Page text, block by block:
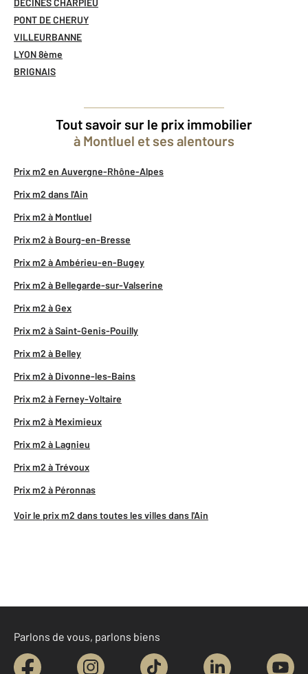
DECINES CHARPIEU
PONT DE CHERUY
VILLEURBANNE
LYON 8ème
BRIGNAIS
Tout savoir sur le prix immobilier
à Montluel et ses alentours
Prix m2 en Auvergne-Rhône-Alpes
Prix m2 dans l'Ain
Prix m2 à Montluel
Prix m2 à Bourg-en-Bresse
Prix m2 à Ambérieu-en-Bugey
Prix m2 à Bellegarde-sur-Valserine
Prix m2 à Gex
Prix m2 à Saint-Genis-Pouilly
Prix m2 à Belley
Prix m2 à Divonne-les-Bains
Prix m2 à Ferney-Voltaire
Prix m2 à Meximieux
Prix m2 à Lagnieu
Prix m2 à Trévoux
Prix m2 à Péronnas
Voir le prix m2 dans toutes les villes dans l'Ain
Parlons de vous, parlons biens